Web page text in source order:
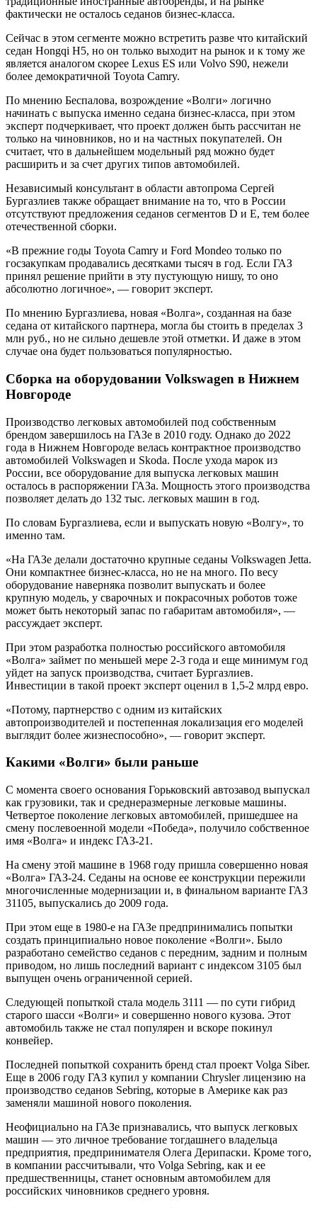
фактически не осталось седанов бизнес-класса.
Сейчас в этом сегменте можно встретить разве что китайский
седан Hongqi H5, но он только выходит на рынок и к тому же
является аналогом скорее Lexus ES или Volvo S90, нежели
более демократичной Toyota Camry.
По мнению Беспалова, возрождение «Волги» логично
начинать с выпуска именно седана бизнес-класса, при этом
эксперт подчеркивает, что проект должен быть рассчитан не
только на чиновников, но и на частных покупателей. Он
считает, что в дальнейшем модельный ряд можно будет
расширить и за счет других типов автомобилей.
Независимый консультант в области автопрома Сергей
Бургазлиев также обращает внимание на то, что в России
отсутствуют предложения седанов сегментов D и E, тем более
отечественной сборки.
«В прежние годы Toyota Camry и Ford Mondeo только по
госзакупкам продавались десятками тысяч в год. Если ГАЗ
принял решение прийти в эту пустующую нишу, то оно
абсолютно логичное», — говорит эксперт.
По мнению Бургазлиева, новая «Волга», созданная на базе
седана от китайского партнера, могла бы стоить в пределах 3
млн руб., но не сильно дешевле этой отметки. И даже в этом
случае она будет пользоваться популярностью.
Сборка на оборудовании Volkswagen в Нижнем
Новгороде
Производство легковых автомобилей под собственным
брендом завершилось на ГАЗе в 2010 году. Однако до 2022
года в Нижнем Новгороде велась контрактное производство
автомобилей Volkswagen и Skoda. После ухода марок из
России, все оборудование для выпуска легковых машин
осталось в распоряжении ГАЗа. Мощность этого производства
позволяет делать до 132 тыс. легковых машин в год.
По словам Бургазлиева, если и выпускать новую «Волгу», то
именно там.
«На ГАЗе делали достаточно крупные седаны Volkswagen Jetta.
Они компактнее бизнес-класса, но не на много. По весу
оборудование наверняка позволит выпускать и более
крупную модель, у сварочных и покрасочных роботов тоже
может быть некоторый запас по габаритам автомобиля», —
рассуждает эксперт.
При этом разработка полностью российского автомобиля
«Волга» займет по меньшей мере 2-3 года и еще минимум год
уйдет на запуск производства, считает Бургазлиев.
Инвестиции в такой проект эксперт оценил в 1,5-2 млрд евро.
«Потому, партнерство с одним из китайских
автопроизводителей и постепенная локализация его моделей
выглядит более жизнеспособно», — говорит эксперт.
Какими «Волги» были раньше
С момента своего основания Горьковский автозавод выпускал
как грузовики, так и среднеразмерные легковые машины.
Четвертое поколение легковых автомобилей, пришедшее на
смену послевоенной модели «Победа», получило собственное
имя «Волга» и индекс ГАЗ-21.
На смену этой машине в 1968 году пришла совершенно новая
«Волга» ГАЗ-24. Седаны на основе ее конструкции пережили
многочисленные модернизации и, в финальном варианте ГАЗ
31105, выпускались до 2009 года.
При этом еще в 1980-е на ГАЗе предпринимались попытки
создать принципиально новое поколение «Волги». Было
разработано семейство седанов с передним, задним и полным
приводом, но лишь последний вариант с индексом 3105 был
выпущен очень ограниченной серией.
Следующей попыткой стала модель 3111 — по сути гибрид
старого шасси «Волги» и совершенно нового кузова. Этот
автомобиль также не стал популярен и вскоре покинул
конвейер.
Последней попыткой сохранить бренд стал проект Volga Siber.
Еще в 2006 году ГАЗ купил у компании Chrysler лицензию на
производство седанов Sebring, которые в Америке как раз
заменяли машиной нового поколения.
Неофициально на ГАЗе признавались, что выпуск легковых
машин — это личное требование тогдашнего владельца
предприятия, предпринимателя Олега Дерипаски. Кроме того,
в компании рассчитывали, что Volga Sebring, как и ее
предшественницы, станет основным автомобилем для
российских чиновников среднего уровня.